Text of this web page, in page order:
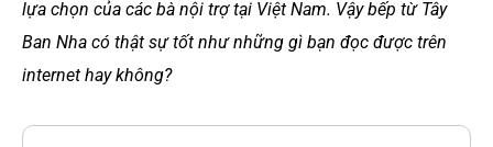
lựa chọn của các bà nội trợ tại Việt Nam. Vậy bếp từ Tây
Ban Nha có thật sự tốt như những gì bạn đọc được trên
internet hay không?